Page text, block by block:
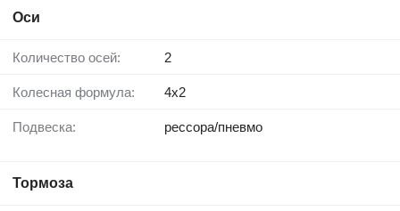
Оси
Количество осей: 2
Колесная формула: 4x2
Подвеска: рессора/пневмо
Тормоза